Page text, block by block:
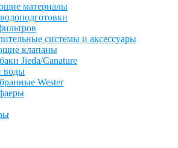
материалы
системы и аксессуары
клапаны
Jieda/Canature
воды
Wester